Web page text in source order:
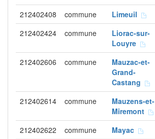
212402408
commune Limeuil
212402424
commune
Liorac-sur-
Louyre
212402606 commune
Mauzac-et-
Grand-
Castang
212402614 commune
Mauzens-et-
Miremont
212402622 commune Mayac